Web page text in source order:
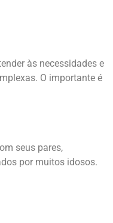
às necessidades e
O importante é
seus pares,
por muitos idosos.